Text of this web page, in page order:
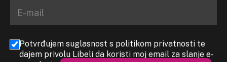
Potvrđujem suglasnost s politikom privatnosti te
dajem privolu Libeli da koristi moj email za slanje e-